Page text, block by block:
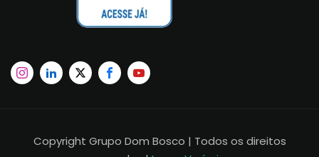
Copyright Grupo Dom Bosco | Todos os direitos